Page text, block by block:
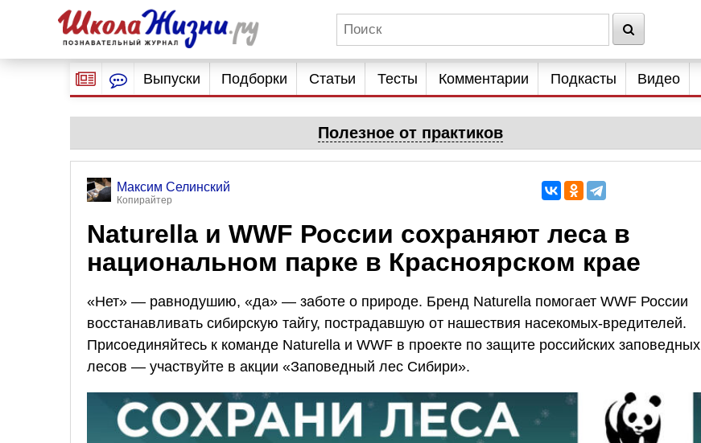
Выпуски Подборки Статьи Тесты Комментарии Подкасты Видео
Полезное от практиков
Максим Селинский
Копирайтер
Naturella и WWF России сохраняют леса в
национальном парке в Красноярском крае
«Нет» — равнодушию, «да» — заботе о природе. Бренд Naturella помогает WWF России
восстанавливать сибирскую тайгу, пострадавшую от нашествия насекомых-вредителей.
Присоединяйтесь к команде Naturella и WWF в проекте по защите российских заповедных
лесов — участвуйте в акции «Заповедный лес Сибири».